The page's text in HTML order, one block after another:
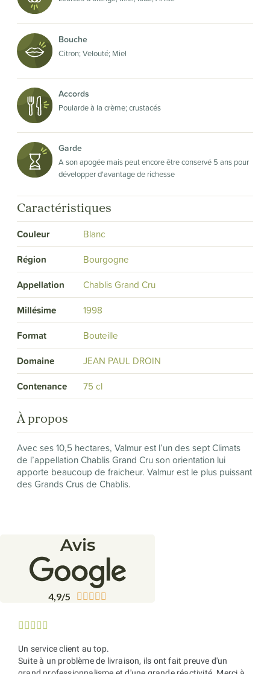
Bouche
Citron; Velouté; Miel
Accords
Poularde à la crème; crustacés
Garde
A son apogée mais peut encore être conservé 5 ans pour
développer d'avantage de richesse
Caractéristiques
Couleur
Blanc
Région
Bourgogne
Appellation
Chablis Grand Cru
Millésime
1998
Format
Bouteille
Domaine
JEAN PAUL DROIN
Contenance
75 cl
À propos
Avec ses 10,5 hectares, Valmur est l’un des sept Climats
de l’appellation Chablis Grand Cru son orientation lui
apporte beaucoup de fraicheur. Valmur est le plus puissant
des Grands Crus de Chablis.
Avis
4,9/5     
    
Un service client au top.
Suite à un problème de livraison, ils ont fait preuve d'un